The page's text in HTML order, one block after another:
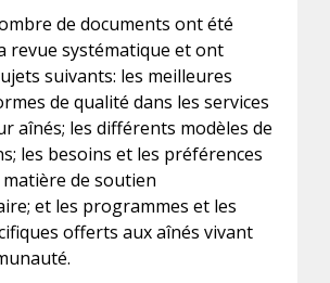
de documents ont été
revue systématique et ont
suivants: les meilleures
de qualité dans les services
aînés; les différents modèles de
les besoins et les préférences
de soutien
et les programmes et les
offerts aux aînés vivant